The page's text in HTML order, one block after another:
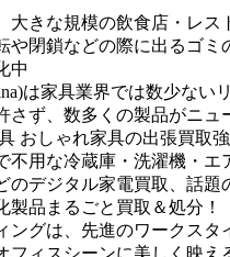
大きな規模の飲食店・レ
や閉鎖などの際に出るゴ
中
は家具業界では数少な
さず、数多くの製品がニ
おしゃれ家具の出張買取
不用な冷蔵庫・洗濯機・
のデジタル家電買取、話
製品まるごと買取＆処分！
ングは、先進のワークス